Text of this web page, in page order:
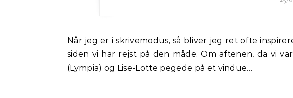
Når jeg er i skrivemodus, så bliver jeg ret ofte inspireret af de mindste ting. I sidste uge var Lise-Lotte og jeg i Nice. Det er længe
siden vi har rejst på den måde. Om aftenen, da vi
(Lympia) og Lise-Lotte pegede på et vindue…